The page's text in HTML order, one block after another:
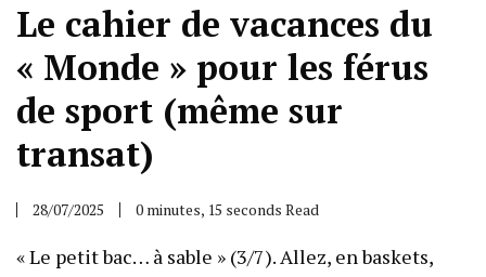
Le cahier de vacances du
« Monde » pour les férus
de sport (même sur
transat)
28/07/2025 0 minutes, 15 seconds Read
« Le petit bac… à sable » (3/7). Allez, en baskets,